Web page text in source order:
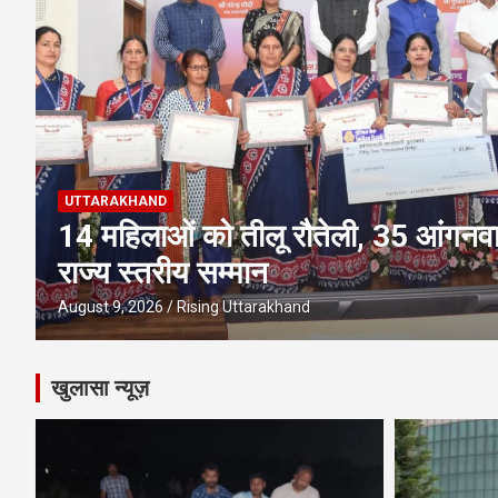
UTTARAKHAND
हर घर तिरंगा अभियान को जन-जन तक
आज से 17 अगस्त तक होंगे देशभक्ति के
August 9, 2026 Rising Uttarakhand
खुलासा न्यूज़